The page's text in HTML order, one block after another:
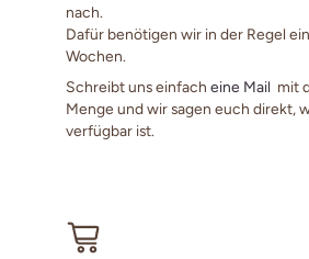
nach.
Dafür benötigen wir in der Regel
Wochen.
Schreibt uns einfach eine Mail mit
Menge und wir sagen euch direkt,
verfügbar ist.